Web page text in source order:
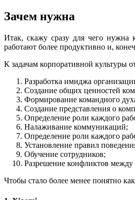
Зачем нужна
Итак, скажу сразу для чего нужна
работают более продуктивно и,
К задачам корпоративной культуры
Разработка имиджа
Создание общих ценностей
Формирование командного
Создание представления о
Определение роли каждого
Налаживание коммуникаций;
Определение роли каждого
Установление правил
Обучение сотрудников;
Разрешение конфликтов между
Чтобы стало более менее понятно